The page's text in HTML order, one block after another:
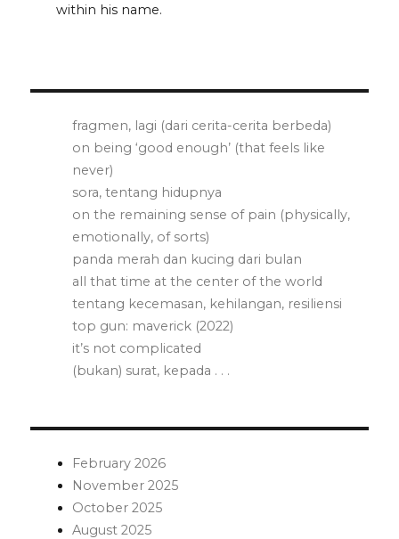
within his name.
fragmen, lagi (dari cerita-cerita berbeda)
on being ‘good enough’ (that feels like
never)
sora, tentang hidupnya
on the remaining sense of pain (physically,
emotionally, of sorts)
panda merah dan kucing dari bulan
all that time at the center of the world
tentang kecemasan, kehilangan, resiliensi
top gun: maverick (2022)
it’s not complicated
(bukan) surat, kepada . . .
February 2026
November 2025
October 2025
August 2025